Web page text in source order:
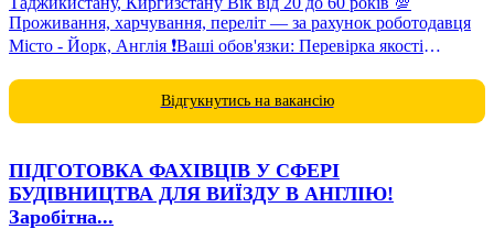
Проживання, харчування, переліт — за рахунок роботодавця
Місто - Йорк, Англія ❗️Ваші обов'язки: Перевірка якості
Відгукнутись на вакансію
ПІДГОТОВКА ФАХІВЦІВ У СФЕРІ
БУДІВНИЦТВА ДЛЯ ВИЇЗДУ В АНГЛІЮ!
Заробітна...